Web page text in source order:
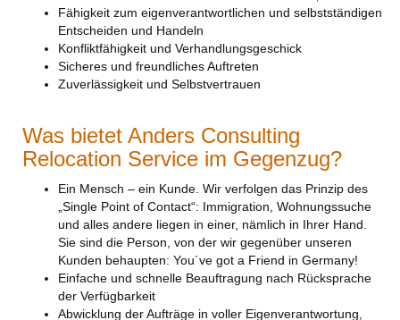
Fähigkeit zum eigenverantwortlichen und selbstständigen
Entscheiden und Handeln
Konfliktfähigkeit und Verhandlungsgeschick
Sicheres und freundliches Auftreten
Zuverlässigkeit und Selbstvertrauen
Was bietet Anders Consulting
Relocation Service im Gegenzug?
Ein Mensch – ein Kunde. Wir verfolgen das Prinzip des
„Single Point of Contact“: Immigration, Wohnungssuche
und alles andere liegen in einer, nämlich in Ihrer Hand.
Sie sind die Person, von der wir gegenüber unseren
Kunden behaupten: You´ve got a Friend in Germany!
Einfache und schnelle Beauftragung nach Rücksprache
der Verfügbarkeit
Abwicklung der Aufträge in voller Eigenverantwortung,